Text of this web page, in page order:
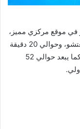
في موقع مركزي مميز،
على بُعد 200 متر فقط من محطة مترو قوانغتشو، وحوالي 20 دقيقة
بالسيارة من محطة قطار تيانهي إكسبريس. كما يبعد حوالي 52